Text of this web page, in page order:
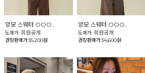
양모 스웨터 OOO..
도매가: 회원공개
권장판매가:35,200원
양모 스웨터 OOO..
도매가: 회원공개
권장판매가:34,600원